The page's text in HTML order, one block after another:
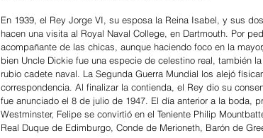
En 1939, el Rey Jorge VI, su esposa la Reina Isabel, y sus
hacen una visita al Royal Naval College, en Dartmouth. Por
acompañante de las chicas, aunque haciendo foco en la
bien Uncle Dickie fue una especie de celestino real, también
rubio cadete naval. La Segunda Guerra Mundial los alejó
correspondencia. Al finalizar la contienda, el Rey dio su
fue anunciado el 8 de julio de 1947. El día anterior a la boda,
Westminster, Felipe se convirtió en el Teniente Philip
Real Duque de Edimburgo, Conde de Merioneth, Barón de